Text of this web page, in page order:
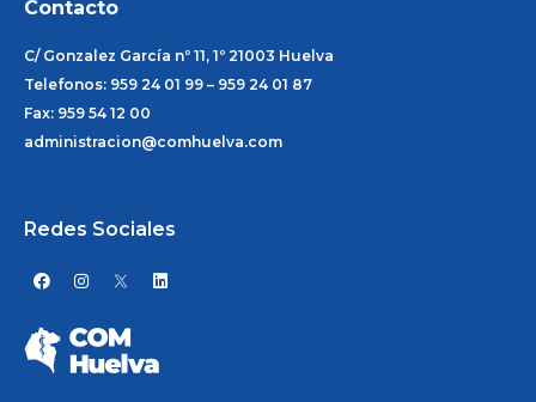
Contacto
C/ Gonzalez García nº 11, 1º 21003 Huelva
Telefonos: 959 24 01 99 – 959 24 01 87
Fax: 959 54 12 00
administracion@comhuelva.com
Redes Sociales
F
a
e
b
o
o
I
n
a
g
r
L
i
i